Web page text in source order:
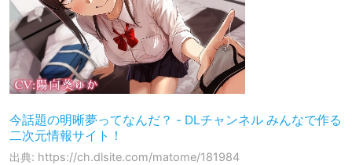
今話題の明晰夢ってなんだ？ - DLチャンネル みんなで作る
二次元情報サイト！
出典: https://ch.dlsite.com/matome/181984